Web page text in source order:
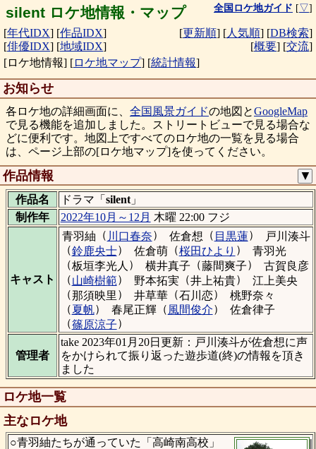
silent ロケ地情報・マップ 全国ロケ地ガイド [▽]
[年代IDX] [作品IDX]
[俳優IDX] [地域IDX]
[更新順] [人気順] [DB検索]
[概要] [交流]
[ロケ地情報] [ロケ地マップ] [統計情報]
お知らせ
各ロケ地の詳細画面に、 全国風景ガイドの地図とGoogleMap
で見る機能を追加しました。ストリートビューで見る場合な
どに便利です。地図上ですべてのロケ地の一覧を見る場合
は、ページ上部の[ロケ地マップ]を使ってください。
作品情報 ▼
作品名 ドラマ「 silent」
制作年
2022年10月～12月 木曜 22:00 フジ
キャスト
青羽紬 （ 川口春奈） 佐倉想 （ 目黒蓮）
戸川湊斗
（鈴鹿央士） 佐倉萌（桜田ひより ）
青羽光
（板垣李光人 ） 横井真子 （藤間爽子）
古賀良彦
（山崎樹範） 野本拓実 （井上祐貴）
江上美央
（那須映里 ） 井草華（石川恋）
桃野奈々
（夏帆） 春尾正輝 （ 風間俊介）
佐倉律子
（篠原涼子）
管理者
take 2023年01月20日更新：戸川湊斗が佐倉想に声
をかけられて振り返った遊歩道(終)の情報を頂き
ました
ロケ地一覧
主なロケ地
○青羽紬たちが通っていた「高崎南高校」